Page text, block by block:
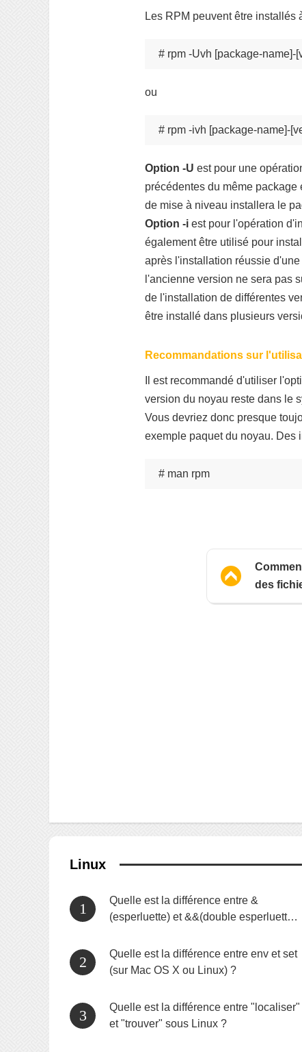
Les RPM peuvent être installés
# rpm -Uvh [package-name]-
ou
# rpm -ivh [package-name]-
Option -U est pour une
précédentes du même
de mise à niveau installera le
Option -i est pour l'opération
également être utilisé pour
après l'installation réussie
l'ancienne version ne sera pas
de l'installation de différentes
être installé dans plusieurs
Recommandations sur
Il est recommandé d'utiliser
version du noyau reste dans le
Vous devriez donc presque
exemple paquet du noyau. Des
# man rpm
des
sous
Linux
Quelle est la différence entre &
(esperluette) et &&(double esperluette)
commandes sous Linux
Quelle est la différence entre env et set
(sur Mac OS X ou Linux) ?
Quelle est la différence entre "localiser"
et "trouver" sous Linux ?